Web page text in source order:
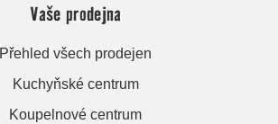
Vaše prodejna
Přehled všech prodejen
Kuchyňské centrum
Koupelnové centrum